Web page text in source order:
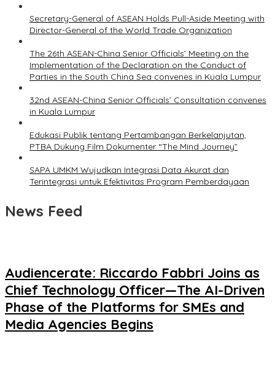
Secretary-General of ASEAN Holds Pull-Aside Meeting with
Director-General of the World Trade Organization
The 26th ASEAN-China Senior Officials’ Meeting on the
Implementation of the Declaration on the Conduct of
Parties in the South China Sea convenes in Kuala Lumpur
32nd ASEAN-China Senior Officials’ Consultation convenes
in Kuala Lumpur
Edukasi Publik tentang Pertambangan Berkelanjutan,
PTBA Dukung Film Dokumenter “The Mind Journey”
SAPA UMKM Wujudkan Integrasi Data Akurat dan
Terintegrasi untuk Efektivitas Program Pemberdayaan
News Feed
Audiencerate: Riccardo Fabbri Joins as
Chief Technology Officer—The AI-Driven
Phase of the Platforms for SMEs and
Media Agencies Begins